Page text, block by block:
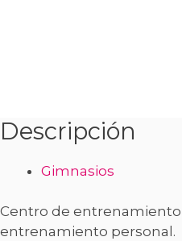
Descripción
Gimnasios
Centro de
entrenamiento personal.